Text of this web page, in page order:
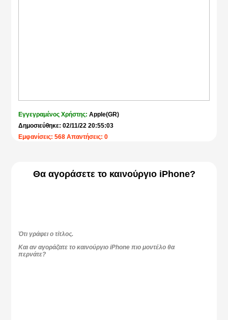
Εγγεγραμένος Χρήστης:Apple(GR)
Δημοσιεύθηκε: 02/11/22 20:55:03
Εμφανίσεις: 568 Απαντήσεις: 0
Θα αγοράσετε το καινούργιο iPhone?
Ότι γράφει ο τίτλος.
Και αν αγοράζατε το καινούργιο iPhone πιο μοντέλο θα
περνάτε?